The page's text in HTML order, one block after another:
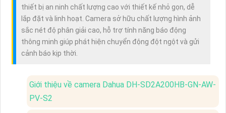
thiết bị an ninh chất lượng cao với thiết kế nhỏ gọn, dễ
lắp đặt và linh hoạt. Camera sở hữu chất lượng hình ảnh
sắc nét độ phân giải cao, hỗ trợ tính năng báo động
thông minh giúp phát hiện chuyển động đột ngột và gửi
cảnh báo kịp thời.
Giới thiệu về camera Dahua DH-SD2A200HB-GN-AW-
PV-S2